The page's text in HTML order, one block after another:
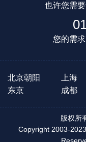
也许您需
您的需
北京朝阳 上海
东京
成都
版权所
Copyright 2003-